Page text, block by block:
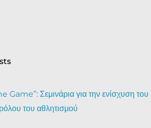
Σεμινάρια για την ενίσχυση του
του αθλητισμού